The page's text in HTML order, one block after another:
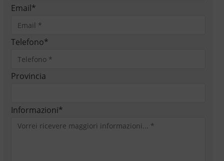
Email*
Telefono*
Provincia
Informazioni*